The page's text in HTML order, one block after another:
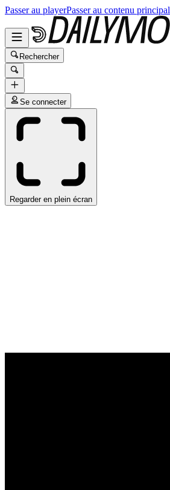
Passer au playerPasser au contenu principal
Rechercher
Se connecter
Regarder en plein écran